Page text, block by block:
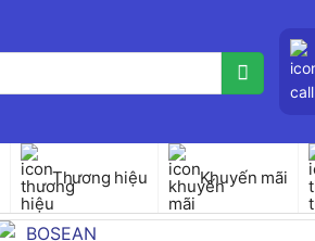
Thương hiệu Khuyến mãi